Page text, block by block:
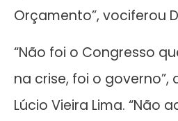
Orçamento”, vociferou
“Não foi o Congresso
na crise, foi o governo”,
Lúcio Vieira Lima. “Não